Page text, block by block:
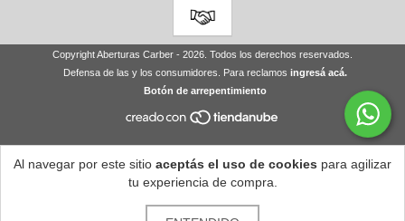
Al navegar por este sitio aceptás el uso de cookies para agilizar
tu experiencia de compra.
Copyright Aberturas Carber - 2026. Todos los derechos reservados.
Defensa de las y los consumidores. Para reclamos ingresá acá.
Botón de arrepentimiento